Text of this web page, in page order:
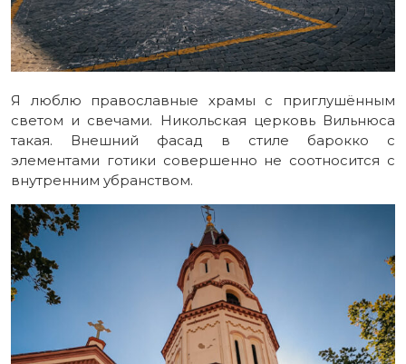
Я люблю православные храмы с приглушённым
светом и свечами. Никольская церковь Вильнюса
такая. Внешний фасад в стиле барокко с
элементами готики совершенно не соотносится с
внутренним убранством.